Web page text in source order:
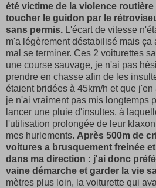
été victime de la violence
toucher le guidon par le
sans permis. L'écart de vitesse
m'a légèrement déstabilisé mais
mal se terminer. Ces 2 voiturettes
une course sauvage, je n'ai pas
prendre en chasse afin de les
étaient bridées à 45km/h et que
je n'ai vraiment pas mis longtemps
lancer une pluie d'insultes, à
l'utilisation prolongée de leur
mes hurlements. Après 500m de
voitures a brusquement freinée
dans ma direction : j'ai donc
vaine démarche et garder la vie
mètres plus loin, la voiturette qui